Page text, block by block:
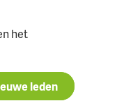
het
leden